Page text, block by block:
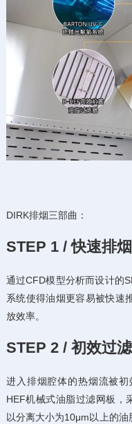
DIRK排烟三部曲：
STEP 1 / 快速排烟
通过CFD模型分析而设计的
系统使得油烟更容易被快速
放效率。
STEP 2 / 初效过
进入排烟腔体的热烟流被
HEF机械式油脂过滤网板，
以分离大小为10μm以上的